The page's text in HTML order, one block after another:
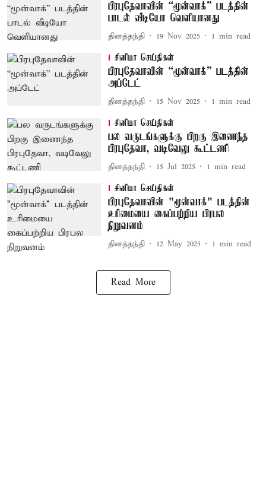
பிரபுதேவாவின் “மூன்வாக்” படத்தின்
பாடல் வீடியோ வெளியானது
தினத்தந்தி 19 Nov 2025 1 min read
சினிமா செய்திகள்
பிரபுதேவாவின் “மூன்வாக்” படத்தின்
அப்டேட்
தினத்தந்தி 15 Nov 2025 1 min read
சினிமா செய்திகள்
பல வருடங்களுக்கு பிறகு இணைந்த
பிரபுதேவா, வடிவேலு கூட்டணி
தினத்தந்தி 15 Jul 2025 1 min read
சினிமா செய்திகள்
பிரபுதேவாவின் "மூன்வாக்" படத்தின்
உரிமையை கைப்பற்றிய பிரபல
நிறுவனம்
தினத்தந்தி 12 May 2025 1 min read
Read More